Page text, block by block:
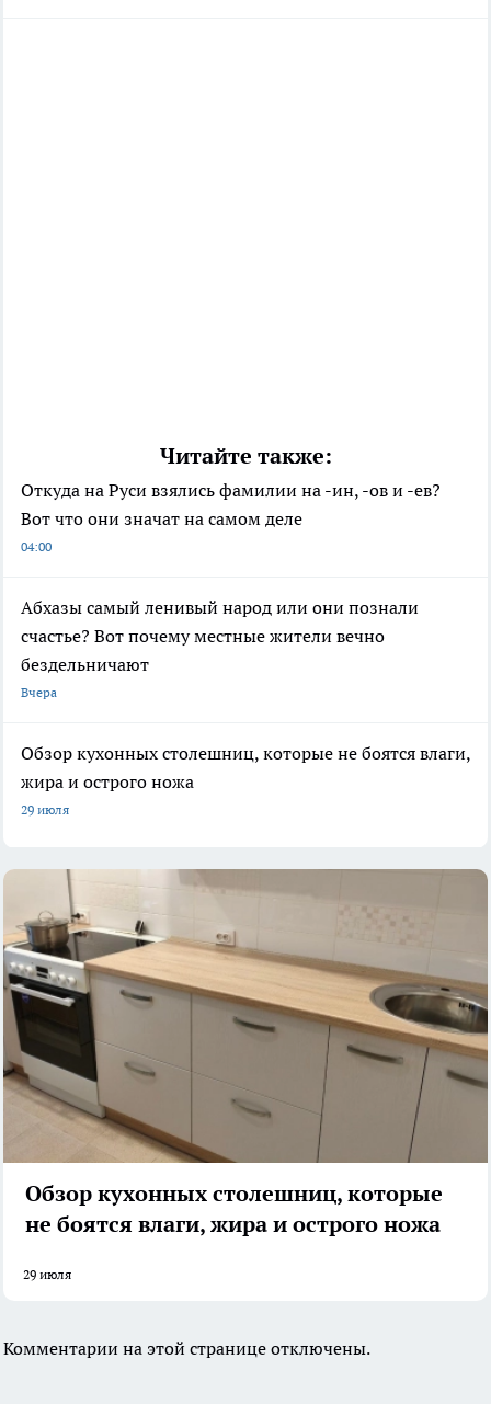
Читайте также:
Откуда на Руси взялись фамилии на -ин, -ов и -ев?
Вот что они значат на самом деле
04:00
Абхазы самый ленивый народ или они познали
счастье? Вот почему местные жители вечно
бездельничают
Вчера
Обзор кухонных столешниц, которые не боятся влаги,
жира и острого ножа
29 июля
Обзор кухонных столешниц, которые
не боятся влаги, жира и острого ножа
29 июля
Комментарии на этой странице отключены.